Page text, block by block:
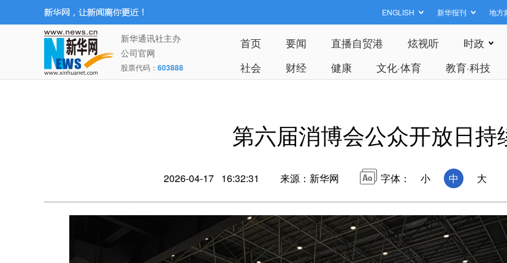
ENGLISH 新华报刊 地方
新华通讯社主办
公司官网
股票代码： 603888
首页 要闻 直播自贸港 炫视听 时政
社会
财经 健康 文化·体育 教育·科技
第六届消博会公众开放日持
2026-04-17 16:32:31 来源：新华网 字体： 小 中 大